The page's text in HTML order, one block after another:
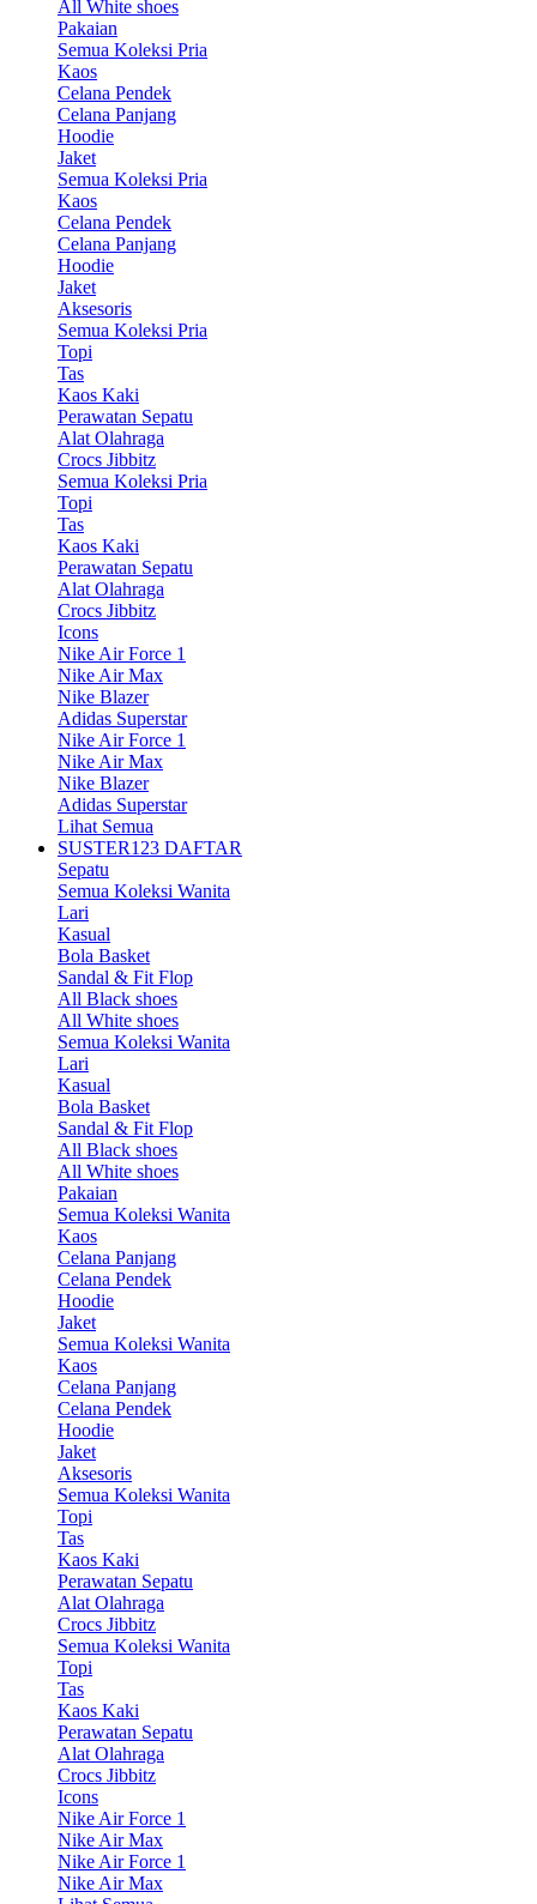
All White shoes
Pakaian
Semua Koleksi Pria
Kaos
Celana Pendek
Celana Panjang
Hoodie
Jaket
Semua Koleksi Pria
Kaos
Celana Pendek
Celana Panjang
Hoodie
Jaket
Aksesoris
Semua Koleksi Pria
Topi
Tas
Kaos Kaki
Perawatan Sepatu
Alat Olahraga
Crocs Jibbitz
Semua Koleksi Pria
Topi
Tas
Kaos Kaki
Perawatan Sepatu
Alat Olahraga
Crocs Jibbitz
Icons
Nike Air Force 1
Nike Air Max
Nike Blazer
Adidas Superstar
Nike Air Force 1
Nike Air Max
Nike Blazer
Adidas Superstar
Lihat Semua
SUSTER123 DAFTAR
Sepatu
Semua Koleksi Wanita
Lari
Kasual
Bola Basket
Sandal & Fit Flop
All Black shoes
All White shoes
Semua Koleksi Wanita
Lari
Kasual
Bola Basket
Sandal & Fit Flop
All Black shoes
All White shoes
Pakaian
Semua Koleksi Wanita
Kaos
Celana Panjang
Celana Pendek
Hoodie
Jaket
Semua Koleksi Wanita
Kaos
Celana Panjang
Celana Pendek
Hoodie
Jaket
Aksesoris
Semua Koleksi Wanita
Topi
Tas
Kaos Kaki
Perawatan Sepatu
Alat Olahraga
Crocs Jibbitz
Semua Koleksi Wanita
Topi
Tas
Kaos Kaki
Perawatan Sepatu
Alat Olahraga
Crocs Jibbitz
Icons
Nike Air Force 1
Nike Air Max
Nike Air Force 1
Nike Air Max